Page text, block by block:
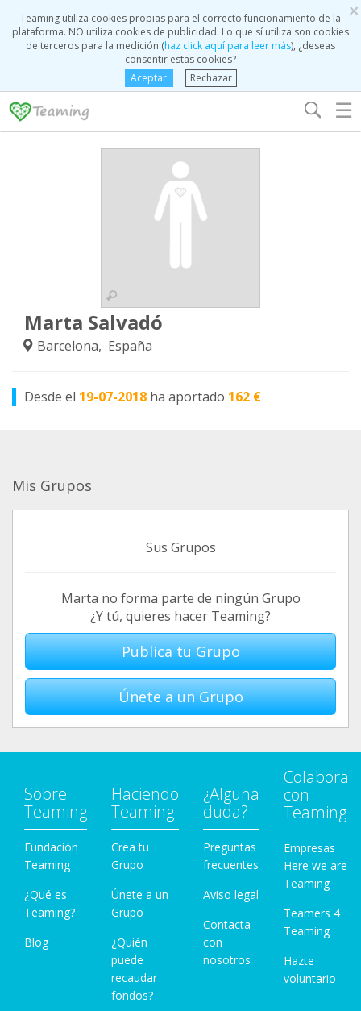
×
Teaming utiliza cookies propias para el correcto funcionamiento de la
plataforma. NO utiliza cookies de publicidad. Lo que sí utiliza son cookies
de terceros para la medición (haz click aquí para leer más), ¿deseas
consentir estas cookies?
Aceptar
Rechazar
☰
Marta Salvadó
Barcelona, España
Desde el 19-07-2018 ha aportado 162 €
Mis Grupos
Sus Grupos
Marta no forma parte de ningún Grupo
¿Y tú, quieres hacer Teaming?
Publica tu Grupo
Únete a un Grupo
Sobre
Teaming
Fundación
Teaming
¿Qué es
Teaming?
Blog
Haciendo
Teaming
Crea tu
Grupo
Únete a un
Grupo
¿Quién
puede
recaudar
fondos?
¿Alguna
duda?
Preguntas
frecuentes
Aviso legal
Contacta
con
nosotros
Colabora
con
Teaming
Empresas
Here we are
Teaming
Teamers 4
Teaming
Hazte
voluntario